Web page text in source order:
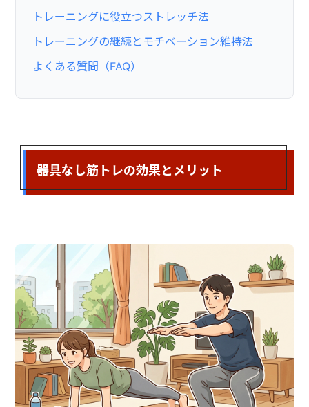
トレーニングに役立つストレッチ法
トレーニングの継続とモチベーション維持法
よくある質問（FAQ）
器具なし筋トレの効果とメリット